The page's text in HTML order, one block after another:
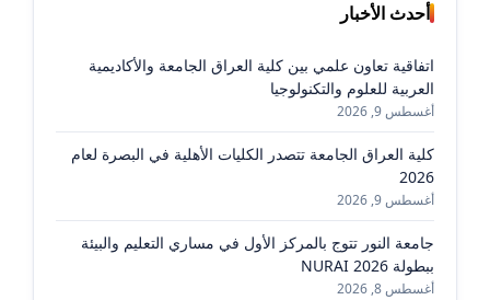
أحدث الأخبار
اتفاقية تعاون علمي بين كلية العراق الجامعة والأكاديمية
العربية للعلوم والتكنولوجيا
أغسطس 9, 2026
كلية العراق الجامعة تتصدر الكليات الأهلية في البصرة لعام
2026
أغسطس 9, 2026
جامعة النور تتوج بالمركز الأول في مساري التعليم والبيئة
ببطولة NURAI 2026
أغسطس 8, 2026